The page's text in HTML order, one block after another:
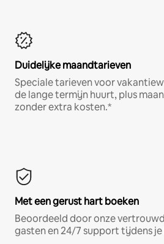
Duidelijke maandtarieven
Speciale tarieven voor
de lange termijn huurt, plus
zonder extra kosten.*
Met een gerust hart boeken
Beoordeeld door onze
gasten en 24/7 support tijdens